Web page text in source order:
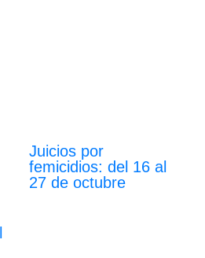
Juicios por
femicidios: del 16 al
27 de octubre